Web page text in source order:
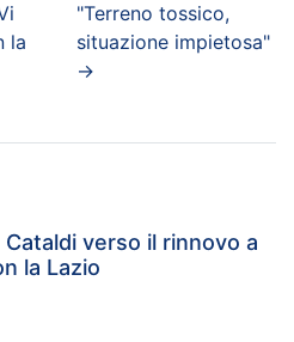
la
"Terreno tossico,
situazione impietosa"
→
Cataldi verso il rinnovo a
la Lazio